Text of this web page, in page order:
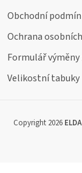
Obchodní
Ochrana
Formulář
Velikostní tabuky
Copyright 2026